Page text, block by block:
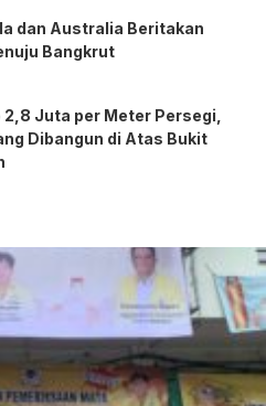
dan Australia Beritakan
Bangkrut
2,8 Juta per Meter Persegi,
Dibangun di Atas Bukit